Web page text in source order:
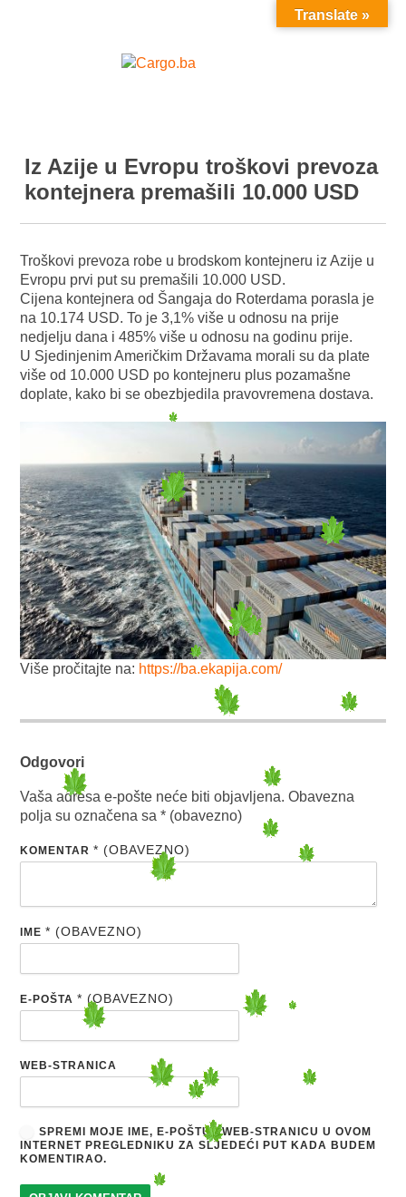
MENU
Iz Azije u Evropu troškovi prevoza
kontejnera premašili 10.000 USD
Troškovi prevoza robe u brodskom kontejneru iz Azije u
Evropu prvi put su premašili 10.000 USD.
Cijena kontejnera od Šangaja do Roterdama porasla je
na 10.174 USD. To je 3,1% više u odnosu na prije
nedjelju dana i 485% više u odnosu na godinu prije.
U Sjedinjenim Američkim Državama morali su da plate
više od 10.000 USD po kontejneru plus pozamašne
doplate, kako bi se obezbjedila pravovremena dostava.
Više pročitajte na: https://ba.ekapija.com/
Odgovori
Vaša adresa e-pošte neće biti objavljena. Obavezna
polja su označena sa* (obavezno)
KOMENTAR* (OBAVEZNO)
IME* (OBAVEZNO)
E-POŠTA* (OBAVEZNO)
WEB-STRANICA
SPREMI MOJE IME, E-POŠTU I WEB-STRANICU U OVOM
INTERNET PREGLEDNIKU ZA SLJEDEĆI PUT KADA BUDEM
KOMENTIRAO.
Translate »